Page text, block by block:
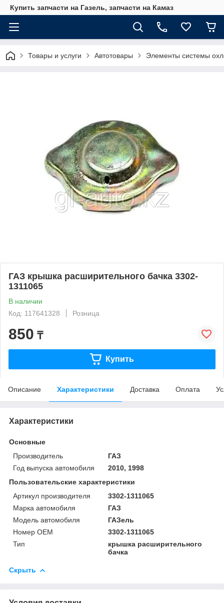
Купить запчасти на Газель, запчасти на Камаз
Товары и услуги Автотовары Элементы системы
ГАЗ крышка расширительного бачка 3302-
1311065
В наличии
Код: 117641328
Розница
850 ₸
Купить
Описание Характеристики Доставка Оплата
Характеристики
Основные
Производитель
ГАЗ
Год выпуска автомобиля
2010, 1998
Пользовательские характеристики
Артикул производителя
3302-1311065
Марка автомобиля
ГАЗ
Модель автомобиля
ГАЗель
Номер OEM
3302-1311065
Тип
крышка расширительного
бачка
Скрыть